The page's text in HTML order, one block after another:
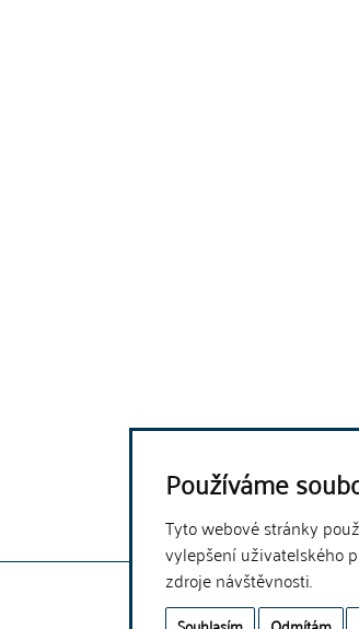
Používáme
Tyto webové stránky
vylepšení uživatelského
zdroje návštěvnosti.